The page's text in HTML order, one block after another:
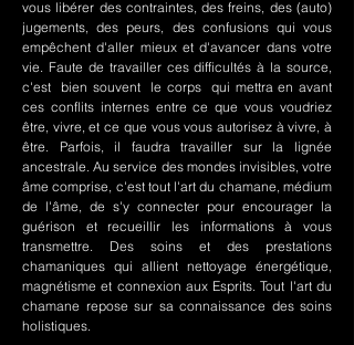
vous libérer des contraintes, des freins, des (auto)
jugements, des peurs, des confusions qui vous
empêchent d'aller mieux et d'avancer dans votre
vie. Faute de travailler ces difficultés à la source,
c'est bien souvent le corps qui mettra en avant
ces conflits internes entre ce que vous voudriez
être, vivre, et ce que vous vous autorisez à vivre, à
être. Parfois, il faudra travailler sur la lignée
ancestrale. Au service des mondes invisibles, votre
âme comprise, c'est tout l'art du chamane, médium
de l'âme, de s'y connecter pour encourager la
guérison et recueillir les informations à vous
transmettre. Des soins et des prestations
chamaniques qui allient nettoyage énergétique,
magnétisme et connexion aux Esprits. Tout l'art du
chamane repose sur sa connaissance des soins
holistiques.